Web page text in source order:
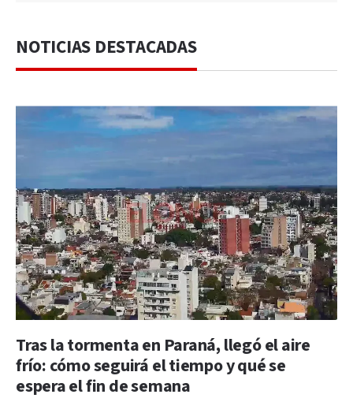
NOTICIAS DESTACADAS
Tras la tormenta en Paraná, llegó el aire
frío: cómo seguirá el tiempo y qué se
espera el fin de semana